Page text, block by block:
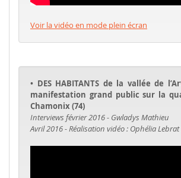
Voir la vidéo en mode plein écran
• DES HABITANTS de la vallée de
manifestation grand public sur la
Chamonix (74)
Interviews février 2016 - Gwladys Mathieu
Avril 2016 - Réalisation vidéo : Ophélia Lebrat